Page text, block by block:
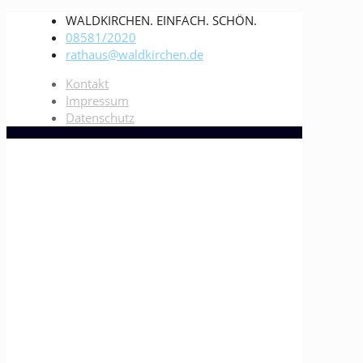
WALDKIRCHEN. EINFACH. SCHÖN.
08581/2020
rathaus@waldkirchen.de
Kontakt
Impressum
Datenschutz